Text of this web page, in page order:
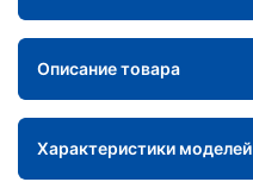
Описание товара
Характеристики моделей